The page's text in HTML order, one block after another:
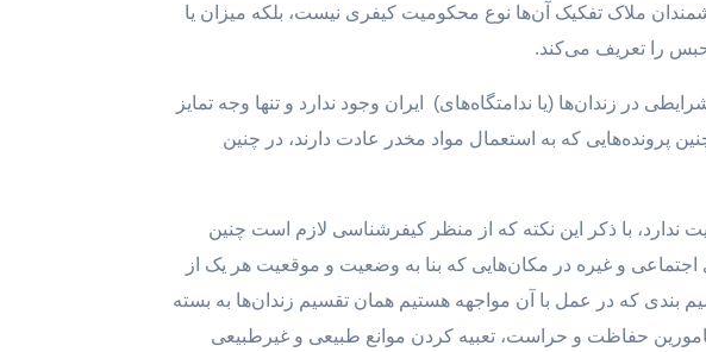
ظاهر ماده‌ی ۸ و ۱۰ آیین‌نامه و تحلیل برخی اندیشمندان ملاک تفکیک آن‌ها نوع محکومیت کیفری نیست، بلکه میزان یا
را تعریف می‌کند.
زندان‌ها (یا ندامتگاه‌های) ایران وجود ندارد و تنها وجه تمایز
پرونده‌هایی که به استعمال مواد مخدر عادت دارند، در چنین
و زندان‌ها موضوعیت ندارد، با ذکر این نکته که از منظر کیفرشناسی لازم است چنین
و غیره در مکان‌هایی که بنا به وضعیت و موقعیت هر یک از
حاضر برابر ماده‌ی ۶ آیین‌نامه‌ی مذکور تنها تقسیم بندی که در عمل با آن مواجهه هستیم همان تقسیم زندان‌ها به بسته
حفاظت و حراست، تعبیه کردن موانع طبیعی و غیرطبیعی